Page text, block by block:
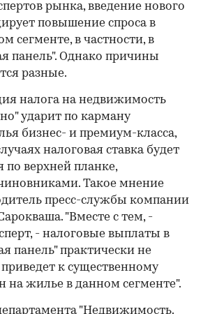
рынка, введение нового
повышение спроса в
сегменте, в частности, в
панель". Однако причины
разные.
налога на недвижимость
ударит по карману
бизнес- и премиум-класса,
налоговая ставка будет
по верхней планке,
Такое мнение
пресс-службы компании
"Вместе с тем, -
- налоговые выплаты в
панель" практически не
к существенному
жилье в данном сегменте".
"Недвижимость.